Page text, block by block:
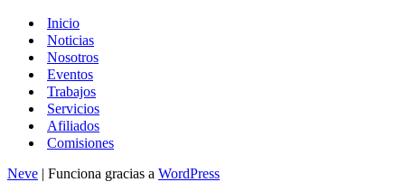
Inicio
Noticias
Nosotros
Eventos
Trabajos
Servicios
Afiliados
Comisiones
Neve | Funciona gracias a WordPress